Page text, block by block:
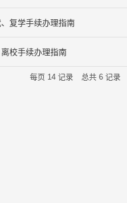
复学手续办理指南
校手续办理指南
每页 14 记录 总共 6 记录